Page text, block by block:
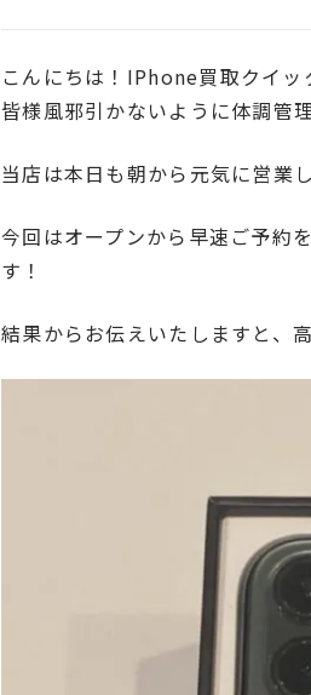
こんにちは！IPhone買取クイッ
皆様風邪引かないように体調管
当店は本日も朝から元気に営業
今回はオープンから早速ご予約
す！
結果からお伝えいたしますと、